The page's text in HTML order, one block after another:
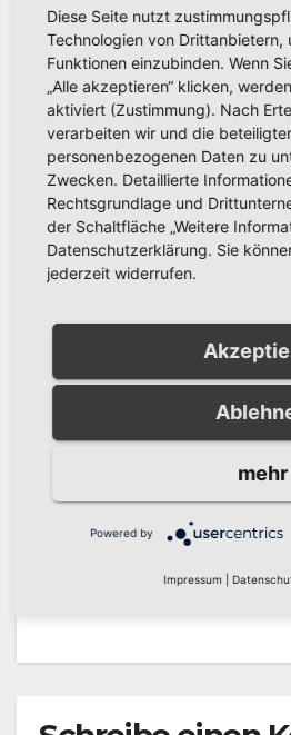
Partnerstadt
800-jährigen
JULI 27, 2026 RONNY
AKTUELLES
Schützenfest
Fotos und Video
online
AKTUELLES
Landesweiter
Donnerstag, 12.
MÄRZ 6, 2026
Diese Seite nutzt
Technologien von Drittanbietern,
Funktionen einzubinden. Wenn
„Alle akzeptieren“ klicken,
aktiviert (Zustimmung). Nach
verarbeiten wir und die
personenbezogenen Daten zu
Zwecken. Detaillierte
Rechtsgrundlage und
der Schaltfläche „Weitere
Datenschutzerklärung. Sie
jederzeit widerrufen.
mehr
Powered by
Impressum